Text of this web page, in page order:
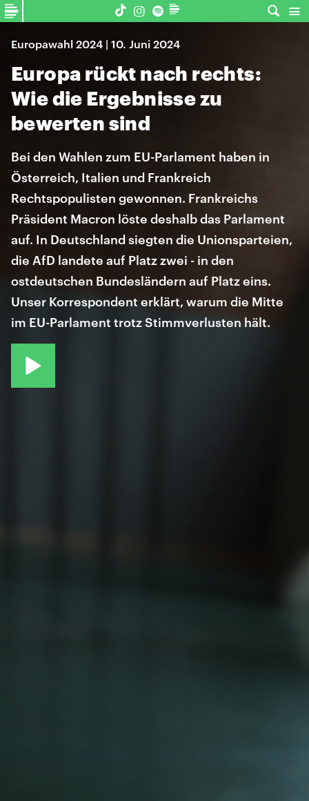
Europawahl 2024 | 10. Juni 2024
Europa rückt nach rechts:
Wie die Ergebnisse zu
bewerten sind
Bei den Wahlen zum EU-Parlament haben in
Österreich, Italien und Frankreich
Rechtspopulisten gewonnen. Frankreichs
Präsident Macron löste deshalb das Parlament
auf. In Deutschland siegten die Unionsparteien,
die AfD landete auf Platz zwei - in den
ostdeutschen Bundesländern auf Platz eins.
Unser Korrespondent erklärt, warum die Mitte
im EU-Parlament trotz Stimmverlusten hält.